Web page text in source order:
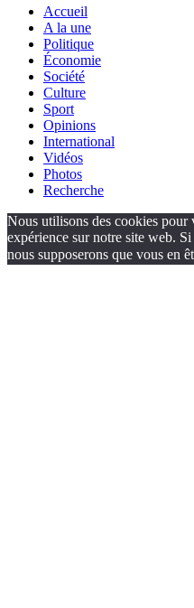
Accueil
A la une
Politique
Économie
Société
Culture
Sport
Opinions
International
Vidéos
Photos
Recherche
Nous utilisons des cookies pour
expérience sur notre site web.
nous supposerons que vous en